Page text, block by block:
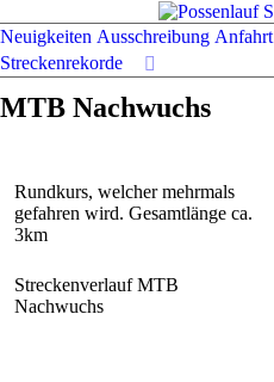
Neuigkeiten Ausschreibung Anfahrt
Streckenrekorde
MTB Nachwuchs
Rundkurs, welcher mehrmals
gefahren wird. Gesamtlänge ca.
3km
Streckenverlauf MTB
Nachwuchs